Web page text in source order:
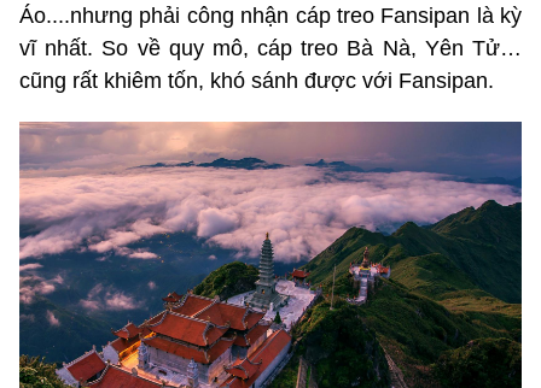
Áo....nhưng phải công nhận cáp treo Fansipan là kỳ
vĩ nhất. So về quy mô, cáp treo Bà Nà, Yên Tử…
cũng rất khiêm tốn, khó sánh được với Fansipan.